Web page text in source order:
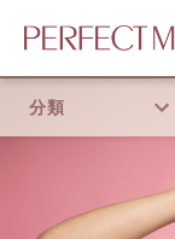
分類
流行趨勢